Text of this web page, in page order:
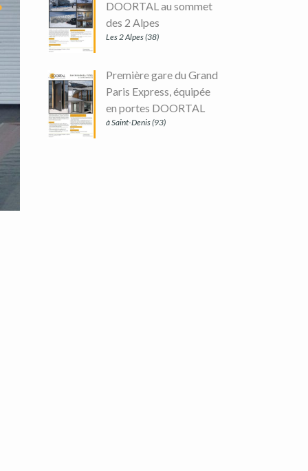
DOORTAL au sommet
des 2 Alpes
Les 2 Alpes (38)
Première gare du Grand
Paris Express, équipée
en portes DOORTAL
à Saint-Denis (93)